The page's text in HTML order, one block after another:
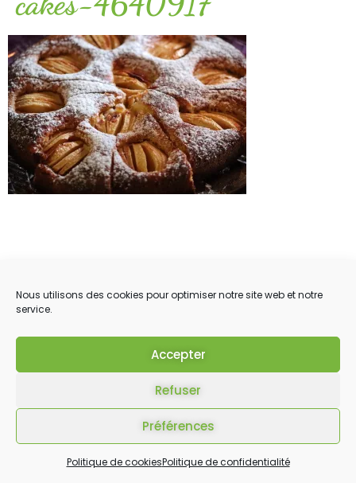
Nous utilisons des cookies pour optimiser notre site web et notre
service.
Accepter
Refuser
Préférences
Politique de cookiesPolitique de confidentialité